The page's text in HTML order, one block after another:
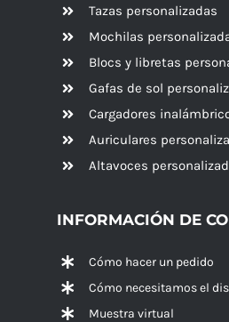
Tazas personalizadas
Mochilas
Blocs y libretas
Gafas de sol
Cargadores
Auriculares
Altavoces
INFORMACIÓN DE
Cómo hacer un pedido
Cómo necesitamos el
Muestra virtual